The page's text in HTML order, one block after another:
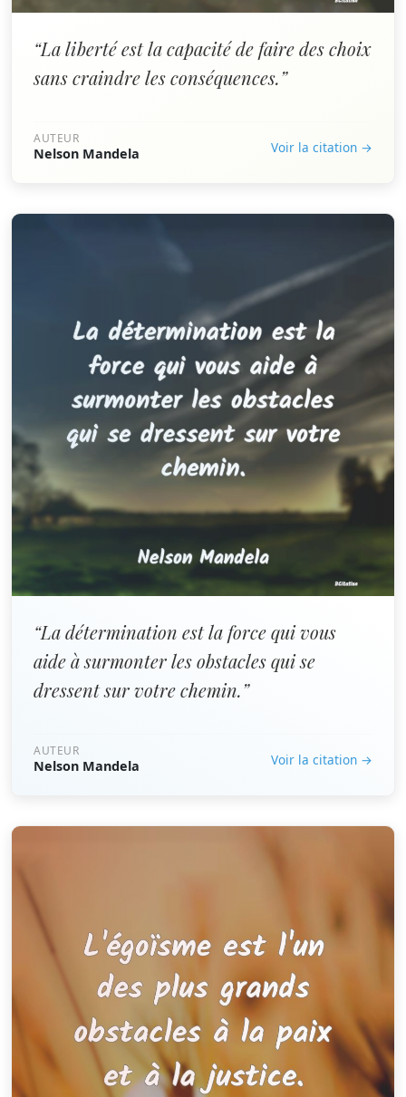
“La liberté est la capacité de faire des choix
sans craindre les conséquences.”
AUTEUR
Nelson Mandela Voir la citation →
“La détermination est la force qui vous
aide à surmonter les obstacles qui se
dressent sur votre chemin.”
AUTEUR
Nelson Mandela Voir la citation →